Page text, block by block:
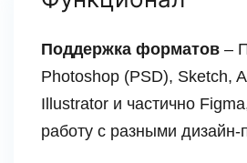
Поддержка форматов –
Photoshop (PSD), Sketch,
Illustrator и частично
работу с разными